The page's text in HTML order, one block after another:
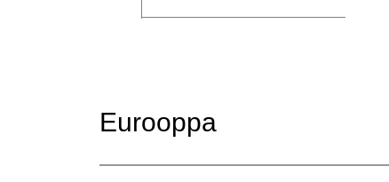
Eurooppa